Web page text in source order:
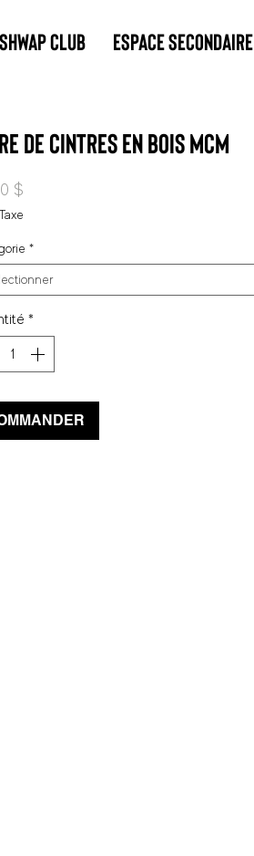
SHWAP CLUB Espace Secondaire
de cintres en bois MCM
$
*
*